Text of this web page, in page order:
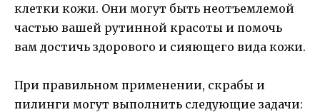
клетки кожи. Они могут быть неотъемлемой
частью вашей рутинной красоты и помочь
вам достичь здорового и сияющего вида кожи.
При правильном применении, скрабы и
пилинги могут выполнить следующие задачи: